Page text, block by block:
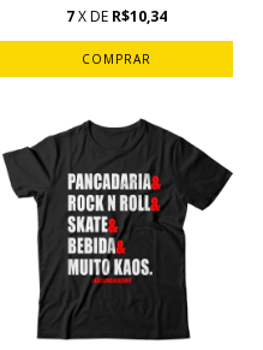
7X DE R$10,34
COMPRAR